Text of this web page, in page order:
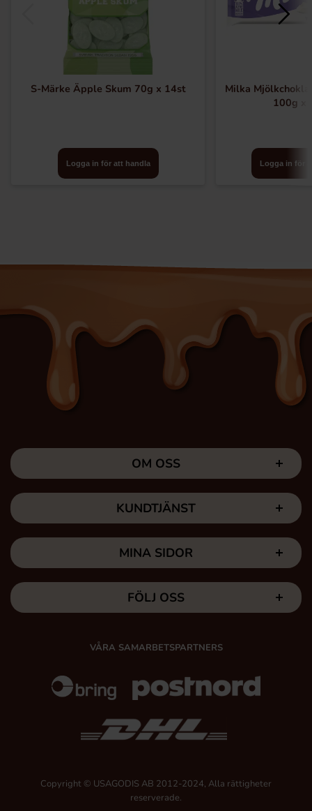
S-Märke Äpple Skum 70g x 14st
Logga in för att handla
Milka
100g x
Logga in för
OM OSS
KUNDTJÄNST
MINA SIDOR
FÖLJ OSS
VÅRA SAMARBETSPARTNERS
Copyright © USAGODIS AB 2012-2024, Alla rättigheter
reserverade.